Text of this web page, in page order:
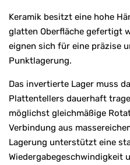
Keramik besitzt eine hohe
glatten Oberfläche gefertigt
eignen sich für eine präzise
Punktlagerung.
Das invertierte Lager muss
Plattentellers dauerhaft
möglichst gleichmäßige
Verbindung aus
Lagerung unterstützt eine
Wiedergabegeschwindigkeit